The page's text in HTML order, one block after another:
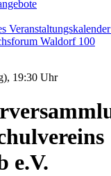
Veranstaltungskalender
Waldorf 100
19:30 Uhr
e.V.